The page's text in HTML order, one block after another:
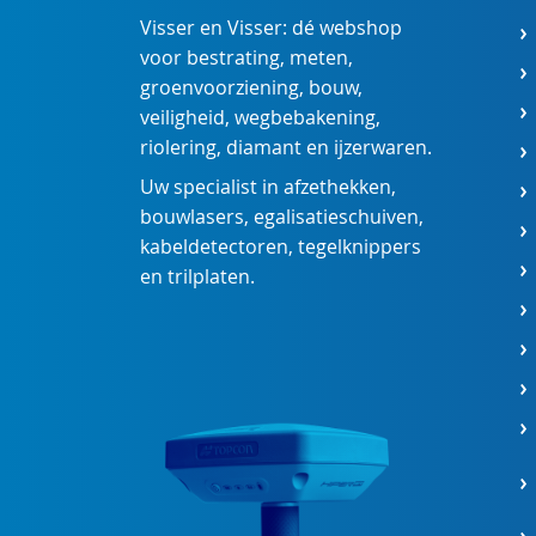
Visser en Visser: dé webshop
voor bestrating, meten,
groenvoorziening, bouw,
veiligheid, wegbebakening,
riolering, diamant en ijzerwaren.
Uw specialist in afzethekken,
bouwlasers, egalisatieschuiven,
kabeldetectoren, tegelknippers
en trilplaten.